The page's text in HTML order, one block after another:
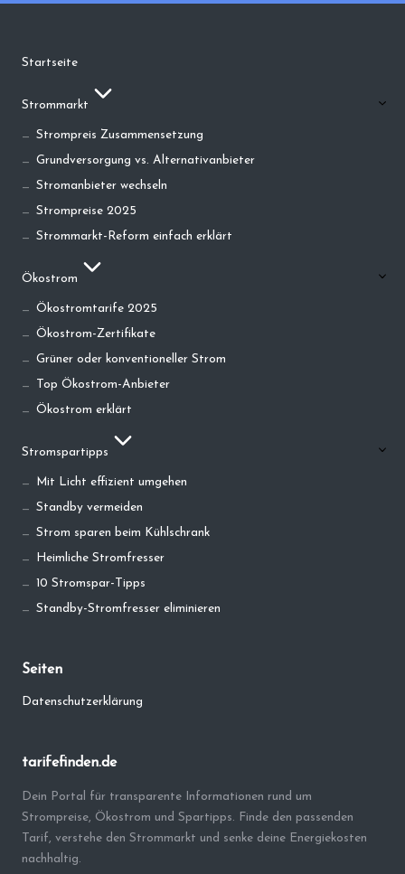
Startseite
Strommarkt
Strompreis Zusammensetzung
Grundversorgung vs. Alternativanbieter
Stromanbieter wechseln
Strompreise 2025
Strommarkt-Reform einfach erklärt
Ökostrom
Ökostromtarife 2025
Ökostrom-Zertifikate
Grüner oder konventioneller Strom
Top Ökostrom-Anbieter
Ökostrom erklärt
Stromspartipps
Mit Licht effizient umgehen
Standby vermeiden
Strom sparen beim Kühlschrank
Heimliche Stromfresser
10 Stromspar-Tipps
Standby-Stromfresser eliminieren
Seiten
Datenschutzerklärung
tarifefinden.de
Dein Portal für transparente Informationen rund um
Strompreise, Ökostrom und Spartipps. Finde den passenden
Tarif, verstehe den Strommarkt und senke deine Energiekosten
nachhaltig.